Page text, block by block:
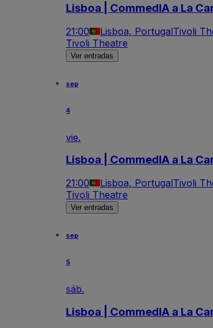
Lisboa | CommedIA a La
21:00 Lisboa, PortugalTivoli
Tivoli Theatre
Ver entradas
sep
4
vie.
Lisboa | CommedIA a La
21:00 Lisboa, PortugalTivoli
Tivoli Theatre
Ver entradas
sep
5
sáb.
Lisboa | CommedIA a La